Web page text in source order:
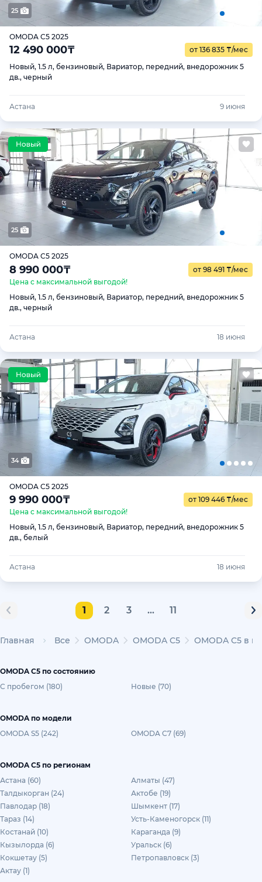
25
OMODA C5 2025
12 490 000₸ от 136 835 ₸/мес
Новый, 1.5 л, бензиновый, Вариатор, передний, внедорожник 5
дв., черный
Астана 9 июня
25
OMODA C5 2025
8 990 000₸ от 98 491 ₸/мес
Цена с максимальной выгодой!
Новый, 1.5 л, бензиновый, Вариатор, передний, внедорожник 5
дв., черный
Астана 18 июня
34
OMODA C5 2025
9 990 000₸ от 109 446 ₸/мес
Цена с максимальной выгодой!
Новый, 1.5 л, бензиновый, Вариатор, передний, внедорожник 5
дв., белый
Астана 18 июня
1 2 3 ... 11
Главная Все OMODA OMODA C5 OMODA C5 в
OMODA C5 по состоянию
С пробегом (180)
Новые (70)
OMODA по модели
OMODA S5 (242)
OMODA C7 (69)
OMODA C5 по регионам
Астана (60)
Алматы (47)
Талдыкорган (24)
Актобе (19)
Павлодар (18)
Шымкент (17)
Тараз (14)
Усть-Каменогорск (11)
Костанай (10)
Караганда (9)
Кызылорда (6)
Уральск (6)
Кокшетау (5)
Петропавловск (3)
Актау (1)